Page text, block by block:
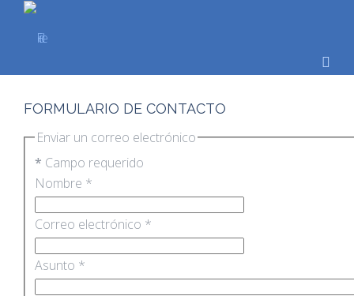
FORMULARIO DE CONTACTO
Enviar un correo electrónico
* Campo requerido
Nombre *
Correo electrónico *
Asunto *